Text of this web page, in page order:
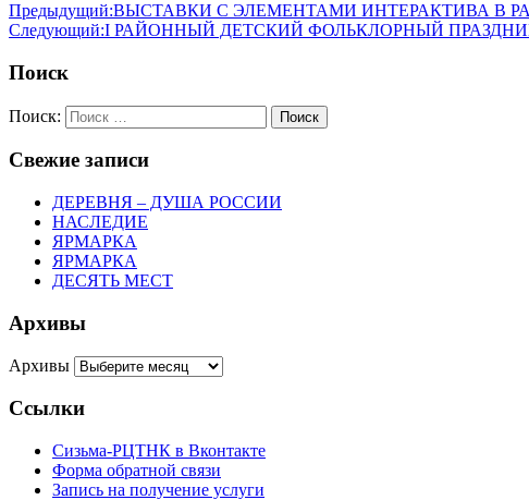
Предыдущий:ВЫСТАВКИ С ЭЛЕМЕНТАМИ ИНТЕРАКТИВА В
Следующий:I РАЙОННЫЙ ДЕТСКИЙ ФОЛЬКЛОРНЫЙ
Поиск
Поиск: Поиск
Свежие записи
ДЕРЕВНЯ – ДУША РОССИИ
НАСЛЕДИЕ
ЯРМАРКА
ЯРМАРКА
ДЕСЯТЬ МЕСТ
Архивы
Архивы
Ссылки
Сизьма-РЦТНК в Вконтакте
Форма обратной связи
Запись на получение услуги